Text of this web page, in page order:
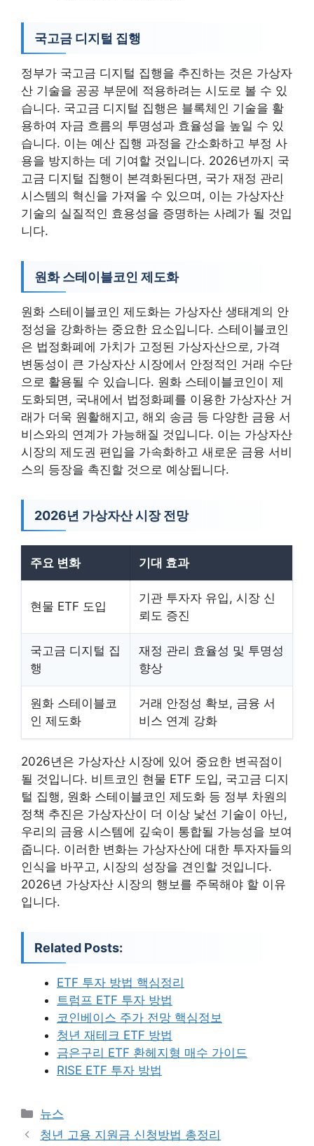
국고금 디지털 집행
정부가 국고금 디지털 집행을 추진하는 것은 가상자
산 기술을 공공 부문에 적용하려는 시도로 볼 수 있
습니다. 국고금 디지털 집행은 블록체인 기술을 활
용하여 자금 흐름의 투명성과 효율성을 높일 수 있
습니다. 이는 예산 집행 과정을 간소화하고 부정 사
용을 방지하는 데 기여할 것입니다. 2026년까지 국
고금 디지털 집행이 본격화된다면, 국가 재정 관리
시스템의 혁신을 가져올 수 있으며, 이는 가상자산
기술의 실질적인 효용성을 증명하는 사례가 될 것입
니다.
원화 스테이블코인 제도화
원화 스테이블코인 제도화는 가상자산 생태계의 안
정성을 강화하는 중요한 요소입니다. 스테이블코인
은 법정화폐에 가치가 고정된 가상자산으로, 가격
변동성이 큰 가상자산 시장에서 안정적인 거래 수단
으로 활용될 수 있습니다. 원화 스테이블코인이 제
도화되면, 국내에서 법정화폐를 이용한 가상자산 거
래가 더욱 원활해지고, 해외 송금 등 다양한 금융 서
비스와의 연계가 가능해질 것입니다. 이는 가상자산
시장의 제도권 편입을 가속화하고 새로운 금융 서비
스의 등장을 촉진할 것으로 예상됩니다.
2026년 가상자산 시장 전망
주요 변화 기대 효과
현물 ETF 도입
기관 투자자 유입, 시장 신
뢰도 증진
국고금 디지털 집
행
재정 관리 효율성 및 투명성
향상
원화 스테이블코
인 제도화
거래 안정성 확보, 금융 서
비스 연계 강화
2026년은 가상자산 시장에 있어 중요한 변곡점이
될 것입니다. 비트코인 현물 ETF 도입, 국고금 디지
털 집행, 원화 스테이블코인 제도화 등 정부 차원의
정책 추진은 가상자산이 더 이상 낯선 기술이 아닌,
우리의 금융 시스템에 깊숙이 통합될 가능성을 보여
줍니다. 이러한 변화는 가상자산에 대한 투자자들의
인식을 바꾸고, 시장의 성장을 견인할 것입니다.
2026년 가상자산 시장의 행보를 주목해야 할 이유
입니다.
Related Posts:
ETF 투자 방법 핵심정리
트럼프 ETF 투자 방법
코인베이스 주가 전망 핵심정보
청년 재테크 ETF 방법
금은구리 ETF 환헤지형 매수 가이드
RISE ETF 투자 방법
카
테
뉴스
청년 고용 지원금 신청방법 총정리